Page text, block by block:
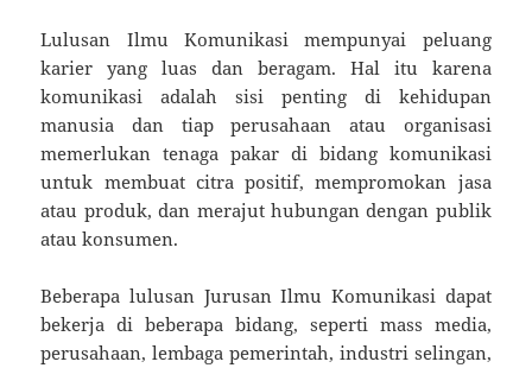
Lulusan Ilmu Komunikasi mempunyai peluang
karier yang luas dan beragam. Hal itu karena
komunikasi adalah sisi penting di kehidupan
manusia dan tiap perusahaan atau organisasi
memerlukan tenaga pakar di bidang komunikasi
untuk membuat citra positif, mempromokan jasa
atau produk, dan merajut hubungan dengan publik
atau konsumen.
Beberapa lulusan Jurusan Ilmu Komunikasi dapat
bekerja di beberapa bidang, seperti mass media,
perusahaan, lembaga pemerintah, industri selingan,